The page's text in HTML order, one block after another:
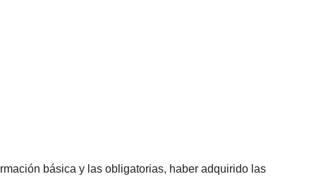
básica y las obligatorias, haber adquirido las